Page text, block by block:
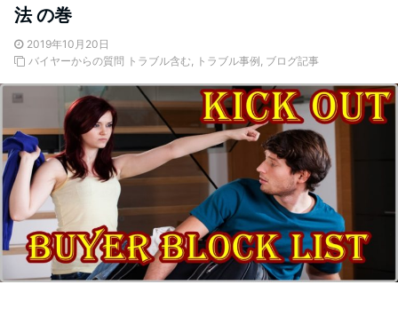
法 の巻
2019年10月20日
バイヤーからの質問 トラブル含む, トラブル事例, ブログ記事